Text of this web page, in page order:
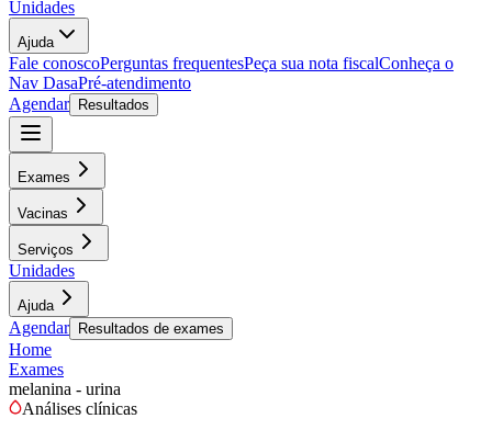
Unidades
Ajuda
Fale conoscoPerguntas frequentesPeça sua nota fiscalConheça o
Nav DasaPré-atendimento
Agendar
Resultados
Exames
Vacinas
Serviços
Unidades
Ajuda
Agendar Resultados de exames
Home
Exames
melanina - urina
Análises clínicas